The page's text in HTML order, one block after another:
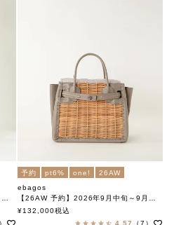
予約 pt6% one!
26AW
ebagos
【26AW 予約】2026年9月中旬～9月下旬頃入荷予定
フニュ・シュリンク・ ベルトバッグ（スタイリストバッグ） SAND
¥132,000税込
4.57
（7）